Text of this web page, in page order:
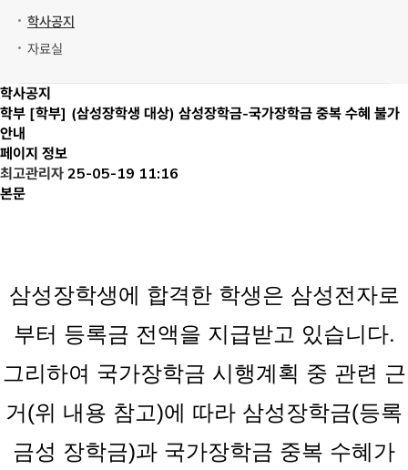
학사공지
자료실
학사공지
학부 [학부] (삼성장학생 대상) 삼성장학금-국가장학금 중복 수혜 불가
안내
페이지 정보
최고관리자25-05-19 11:16
본문
삼성장학생에 합격한 학생은 삼성전자로
부터 등록금 전액을 지급받고 있습니다.
그리하여 국가장학금 시행계획 중 관련 근
거(위 내용 참고)에 따라 삼성장학금(등록
금성 장학금)과 국가장학금 중복 수혜가